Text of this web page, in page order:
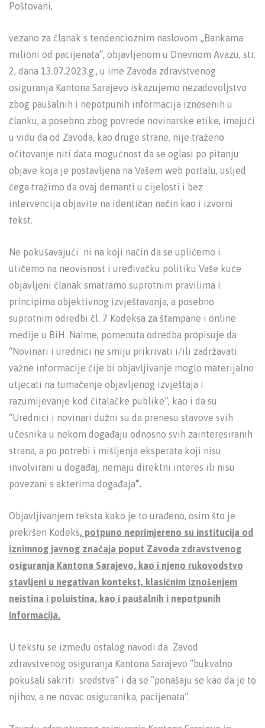
Poštovani,
vezano za članak s tendencioznim naslovom „Bankama
milioni od pacijenata“, objavljenom u Dnevnom Avazu, str.
2, dana 13.07.2023.g., u ime Zavoda zdravstvenog
osiguranja Kantona Sarajevo iskazujemo nezadovoljstvo
zbog paušalnih i nepotpunih informacija iznesenih u
članku, a posebno zbog povrede novinarske etike, imajući
u vidu da od Zavoda, kao druge strane, nije traženo
očitovanje niti data mogućnost da se oglasi po pitanju
objave koja je postavljena na Vašem web portalu, usljed
čega tražimo da ovaj demanti u cijelosti i bez
intervencija objavite na identičan način kao i izvorni
tekst.
Ne pokušavajući ni na koji način da se uplićemo i
utičemo na neovisnost i uređivačku politiku Vaše kuće
objavljeni članak smatramo suprotnim pravilima i
principima objektivnog izvještavanja, a posebno
suprotnim odredbi čl. 7 Kodeksa za štampane i online
medije u BiH. Naime, pomenuta odredba propisuje da
“Novinari i urednici ne smiju prikrivati i/ili zadržavati
važne informacije čije bi objavljivanje moglo materijalno
utjecati na tumačenje objavljenog izvještaja i
razumijevanje kod čitalačke publike”, kao i da su
“Urednici i novinari dužni su da prenesu stavove svih
učesnika u nekom događaju odnosno svih zainteresiranih
strana, a po potrebi i mišljenja eksperata koji nisu
involvirani u događaj, nemaju direktni interes ili nisu
povezani s akterima događaja”.
Objavljivanjem teksta kako je to urađeno, osim što je
prekršen Kodeks, potpuno neprimjereno su institucija od
iznimnog javnog značaja poput Zavoda zdravstvenog
osiguranja Kantona Sarajevo, kao i njeno rukovodstvo
stavljeni u negativan kontekst, klasičnim iznošenjem
neistina i poluistina, kao i paušalnih i nepotpunih
informacija.
U tekstu se između ostalog navodi da Zavod
zdravstvenog osiguranja Kantona Sarajevo “bukvalno
pokušali sakriti sredstva” i da se “ponašaju se kao da je to
njihov, a ne novac osiguranika, pacijenata”.